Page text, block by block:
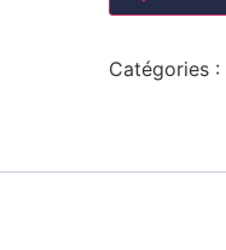
Catégories :